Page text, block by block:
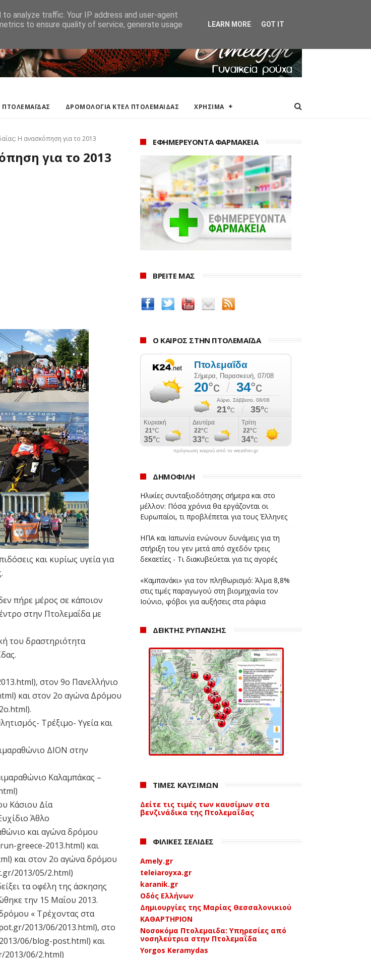
ΚΤΕΛ ΠΤΟΛΕΜΑΙΔΑΣ
ΠΤΟΛΕΜΑΪΔΑΣ ΔΡΟΜΟΛΟΓΙΑ ΚΤΕΛ ΠΤΟΛΕΜΑΙΔΑΣ ΧΡΗΣΙΜΑ
Η ανασκόπηση για το 2013
για το 2013
και κυρίως υγεία για
πήρε μέρος σε κάποιον
στην Πτολεμαΐδα με
του δραστηριότητα
στον 9ο Πανελλήνιο
και στον 2ο αγώνα Δρόμου
Τρέξιμο- Υγεία και
ΔΙΟΝ στην
Καλαμπάκας –
Κάσιου Δία
Άθλο
και αγώνα δρόμου
greece-2013.html) και
και στον 2ο αγώνα δρόμου
2013/05/2.html)
τα οφέλη της άσκησης
την 15 Μαΐου 2013.
« Τρέχοντας στα
2013/06/2013.html), στο
06/blog-post.html) και
2013/06/2.html)
ΕΦΗΜΕΡΕΥΟΝΤΑ ΦΑΡΜΑΚΕΙΑ
ΒΡΕΙΤΕ ΜΑΣ
Ο ΚΑΙΡΟΣ ΣΤΗΝ ΠΤΟΛΕΜΑΪΔΑ
πρόγνωση καιρού από το weather.gr
ΔΗΜΟΦΙΛΗ
Ηλικίες συνταξιοδότησης σήμερα και στο
μέλλον: Πόσα χρόνια θα εργάζονται οι
Ευρωπαίοι, τι προβλέπεται για τους Έλληνες
ΗΠΑ και Ιαπωνία ενώνουν δυνάμεις για τη
στήριξη του γεν μετά από σχεδόν τρεις
δεκαετίες - Τι διακυβεύεται για τις αγορές
«Καμπανάκι» για τον πληθωρισμό: Άλμα 8,8%
στις τιμές παραγωγού στη βιομηχανία τον
Ιούνιο, φόβοι για αυξήσεις στα ράφια
ΔΕΙΚΤΗΣ ΡΥΠΑΝΣΗΣ
ΤΙΜΕΣ ΚΑΥΣΙΜΩΝ
Δείτε τις τιμές των καυσίμων στα
βενζινάδικα της Πτολεμαΐδας
ΦΙΛΙΚΕΣ ΣΕΛΙΔΕΣ
Amely.gr
teleiaroyxa.gr
karanik.gr
Οδός Ελλήνων
Δημιουργίες της Μαρίας Θεσσαλονικιού
ΚΑΘΑΡΤΗΡΙΟΝ
Νοσοκόμα Πτολεμαιδα: Υπηρεσίες από
νοσηλεύτρια στην Πτολεμαΐδα
Yorgos Keramydas
analyze traffic. Your IP address and user-agent
to ensure quality of service, generate usage
LEARN MORE GOT IT